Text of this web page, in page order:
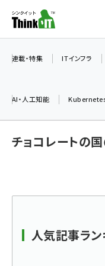
ン
ツ
北海道をのん
genai (1494)
連載・特集 ITインフラ
AI・人工知能
チョコレートの
人気記事ラン